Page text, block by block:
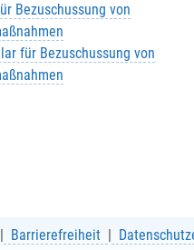
Bezuschussung von
für Bezuschussung von
Barrierefreiheit